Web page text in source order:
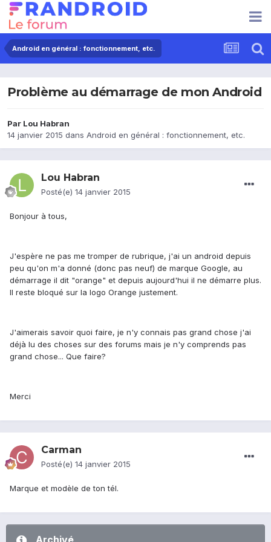
Android en général : fonctionnement, etc.
Problème au démarrage de mon Android
Par Lou Habran
14 janvier 2015 dans Android en général : fonctionnement, etc.
Lou Habran
Posté(e) 14 janvier 2015
Bonjour à tous,
J'espère ne pas me tromper de rubrique, j'ai un android depuis
peu qu'on m'a donné (donc pas neuf) de marque Google, au
démarrage il dit "orange" et depuis aujourd'hui il ne démarre plus.
Il reste bloqué sur la logo Orange justement.
J'aimerais savoir quoi faire, je n'y connais pas grand chose j'ai
déjà lu des choses sur des forums mais je n'y comprends pas
grand chose... Que faire?
Merci
Carman
Posté(e) 14 janvier 2015
Marque et modèle de ton tél.